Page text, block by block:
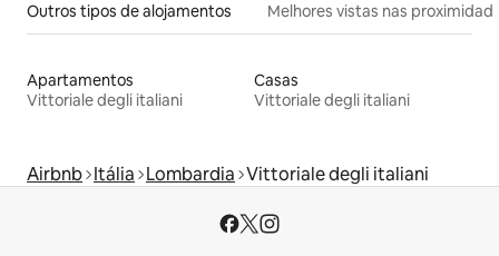
Outros tipos de alojamentos Melhores vistas nas
Apartamentos
Vittoriale degli italiani
Casas
Vittoriale degli italiani
Airbnb Itália Lombardia Vittoriale degli italiani